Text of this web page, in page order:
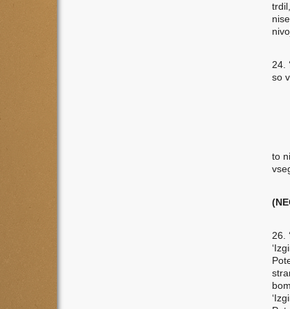
24.
so
to
26.